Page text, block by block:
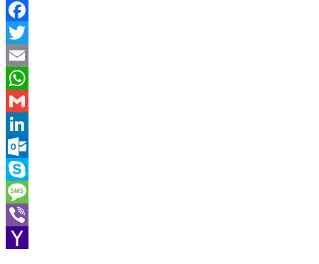
Facebook
Twitter
Email
WhatsApp
Gmail
LinkedIn
Outlook.com
Skype
Message
Viber